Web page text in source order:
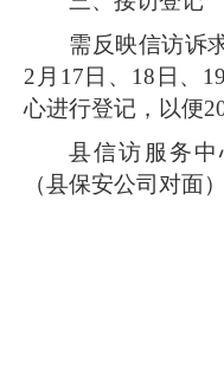
需反映信访诉
2月17日、18日、
心进行登记，以便
县信访服务
（县保安公司对面